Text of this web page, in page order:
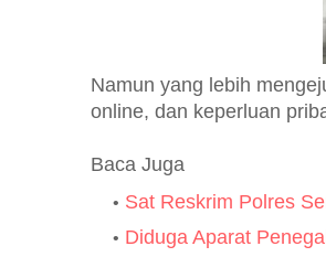
Namun yang lebih
online, dan keperluan
Baca Juga
Sat Reskrim Polres
Diduga Aparat